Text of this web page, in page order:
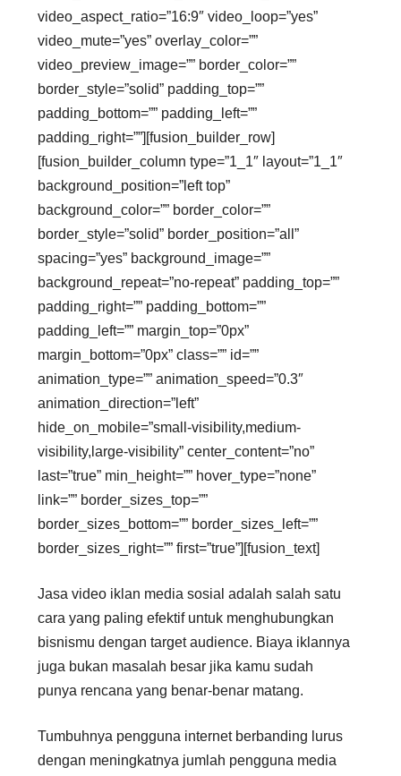
video_aspect_ratio=”16:9″ video_loop=”yes”
video_mute=”yes” overlay_color=””
video_preview_image=”” border_color=””
border_style=”solid” padding_top=””
padding_bottom=”” padding_left=””
padding_right=””][fusion_builder_row]
[fusion_builder_column type=”1_1″ layout=”1_1″
background_position=”left top”
background_color=”” border_color=””
border_style=”solid” border_position=”all”
spacing=”yes” background_image=””
background_repeat=”no-repeat” padding_top=””
padding_right=”” padding_bottom=””
padding_left=”” margin_top=”0px”
margin_bottom=”0px” class=”” id=””
animation_type=”” animation_speed=”0.3″
animation_direction=”left”
hide_on_mobile=”small-visibility,medium-
visibility,large-visibility” center_content=”no”
last=”true” min_height=”” hover_type=”none”
link=”” border_sizes_top=””
border_sizes_bottom=”” border_sizes_left=””
border_sizes_right=”” first=”true”][fusion_text]
Jasa video iklan media sosial adalah salah satu
cara yang paling efektif untuk menghubungkan
bisnismu dengan target audience. Biaya iklannya
juga bukan masalah besar jika kamu sudah
punya rencana yang benar-benar matang.
Tumbuhnya pengguna internet berbanding lurus
dengan meningkatnya jumlah pengguna media